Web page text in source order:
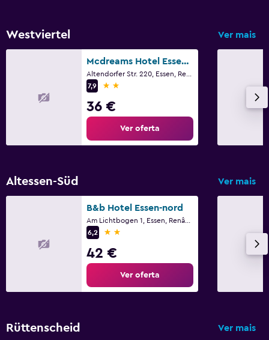
Westviertel Ver mais
Mcdreams Hotel Essen-city
7,9
2 estrelas
36 €
Ver oferta
Altessen-Süd Ver mais
B&b Hotel Essen-nord
6,2
2 estrelas
42 €
Ver oferta
Rüttenscheid Ver mais